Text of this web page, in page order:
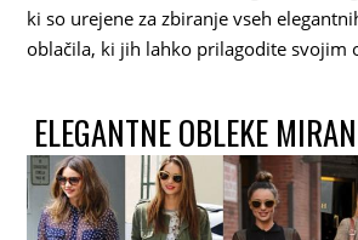
ki so urejene za zbiranje vseh
oblačila, ki jih lahko prilagodite svojim
ELEGANTNE OBLEKE